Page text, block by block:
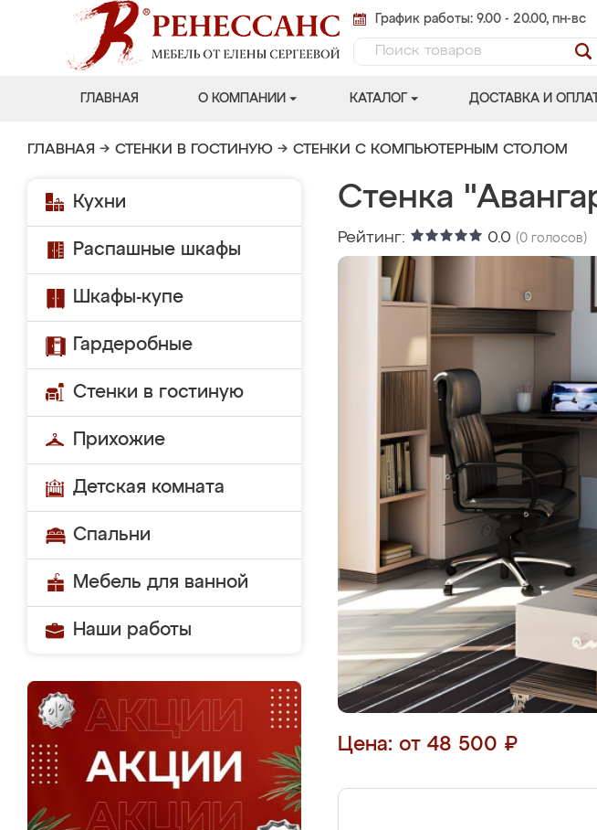
График работы: 9.00 - 20.00, пн-вс
ГЛАВНАЯ О КОМПАНИИ КАТАЛОГ ДОСТАВКА И
ГЛАВНАЯ → СТЕНКИ В ГОСТИНУЮ → СТЕНКИ С КОМПЬЮТЕРНЫМ СТОЛОМ
Кухни
Распашные шкафы
Шкафы-купе
Гардеробные
Стенки в гостиную
Прихожие
Детская комната
Спальни
Мебель для ванной
Наши работы
Стенка
Рейтинг: 0.0 (0 голосов)
Цена: от 48 500 ₽